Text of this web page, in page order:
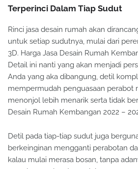
Rinci jasa desain rumah akan
untuk setiap sudutnya, mulai dari
3D. Harga Jasa Desain Rumah
Detail ini nanti yang akan menjadi
Anda yang aka dibangung, detil
mempermudah penguasaan perabot
menonjol lebih menarik serta tidak
Detil pada tiap-tiap sudut juga
berkeinginan mengganti perabotan